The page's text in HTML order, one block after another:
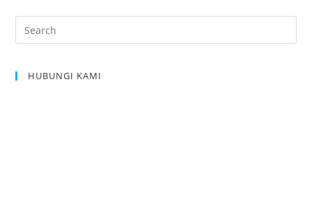
HUBUNGI KAMI